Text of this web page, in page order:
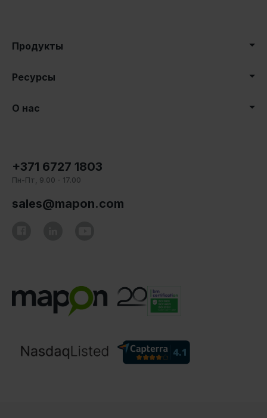
Продукты
Ресурсы
О нас
+371 6727 1803
Пн-Пт, 9.00 - 17.00
sales@mapon.com